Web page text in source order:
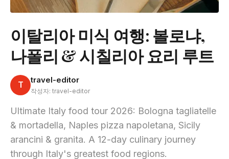
이탈리아 미식 여행: 볼로냐,
나폴리 & 시칠리아 요리 루트
T travel-editor
작성자: travel-editor
Ultimate Italy food tour 2026: Bologna tagliatelle
& mortadella, Naples pizza napoletana, Sicily
arancini & granita. A 12-day culinary journey
through Italy's greatest food regions.